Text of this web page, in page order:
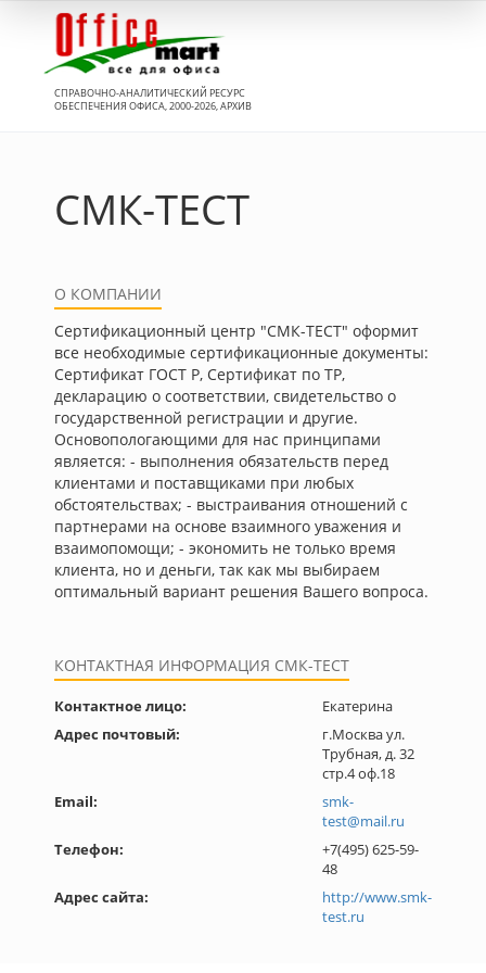
СПРАВОЧНО-АНАЛИТИЧЕСКИЙ РЕСУРС
ОБЕСПЕЧЕНИЯ ОФИСА, 2000-2026, АРХИВ
СМК-ТЕСТ
О КОМПАНИИ
Сертификационный центр "СМК-ТЕСТ" оформит
все необходимые сертификационные документы:
Сертификат ГОСТ Р, Сертификат по ТР,
декларацию о соответствии, свидетельство о
государственной регистрации и другие.
Основопологающими для нас принципами
является: - выполнения обязательств перед
клиентами и поставщиками при любых
обстоятельствах; - выстраивания отношений с
партнерами на основе взаимного уважения и
взаимопомощи; - экономить не только время
клиента, но и деньги, так как мы выбираем
оптимальный вариант решения Вашего вопроса.
КОНТАКТНАЯ ИНФОРМАЦИЯ СМК-ТЕСТ
Контактное лицо:
Екатерина
Адрес почтовый:
г.Москва ул.
Трубная, д. 32
стр.4 оф.18
Email:
smk-
test@mail.ru
Телефон:
+7(495) 625-59-
48
Адрес сайта:
http://www.smk-
test.ru